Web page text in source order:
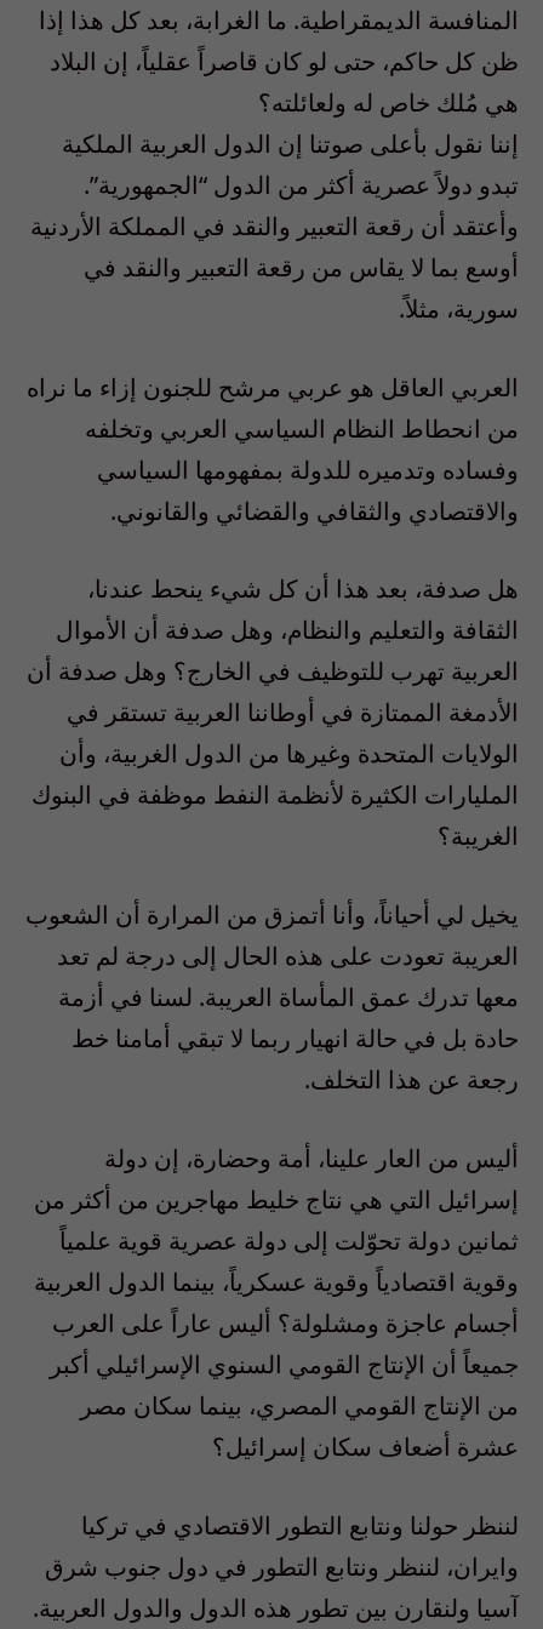
المنافسة الديمقراطية. ما الغرابة، بعد كل هذا إذا
ظن كل حاكم، حتى لو كان قاصراً عقلياً، إن البلاد
هي مُلك خاص له ولعائلته؟
إننا نقول بأعلى صوتنا إن الدول العربية الملكية
تبدو دولاً عصرية أكثر من الدول “الجمهورية”.
وأعتقد أن رقعة التعبير والنقد في المملكة الأردنية
أوسع بما لا يقاس من رقعة التعبير والنقد في
سورية، مثلاً.
العربي العاقل هو عربي مرشح للجنون إزاء ما نراه
من انحطاط النظام السياسي العربي وتخلفه
وفساده وتدميره للدولة بمفهومها السياسي
والاقتصادي والثقافي والقضائي والقانوني.
هل صدفة، بعد هذا أن كل شيء ينحط عندنا،
الثقافة والتعليم والنظام، وهل صدفة أن الأموال
العربية تهرب للتوظيف في الخارج؟ وهل صدفة أن
الأدمغة الممتازة في أوطاننا العربية تستقر في
الولايات المتحدة وغيرها من الدول الغربية، وأن
المليارات الكثيرة لأنظمة النفط موظفة في البنوك
الغريبة؟
يخيل لي أحياناً، وأنا أتمزق من المرارة أن الشعوب
العريبة تعودت على هذه الحال إلى درجة لم تعد
معها تدرك عمق المأساة العريبة. لسنا في أزمة
حادة بل في حالة انهيار ربما لا تبقي أمامنا خط
رجعة عن هذا التخلف.
أليس من العار علينا، أمة وحضارة، إن دولة
إسرائيل التي هي نتاج خليط مهاجرين من أكثر من
ثمانين دولة تحوّلت إلى دولة عصرية قوية علمياً
وقوية اقتصادياً وقوية عسكرياً، بينما الدول العربية
أجسام عاجزة ومشلولة؟ أليس عاراً على العرب
جميعاً أن الإنتاج القومي السنوي الإسرائيلي أكبر
من الإنتاج القومي المصري، بينما سكان مصر
عشرة أضعاف سكان إسرائيل؟
لننظر حولنا ونتابع التطور الاقتصادي في تركيا
وايران، لننظر ونتابع التطور في دول جنوب شرق
آسيا ولنقارن بين تطور هذه الدول والدول العربية.